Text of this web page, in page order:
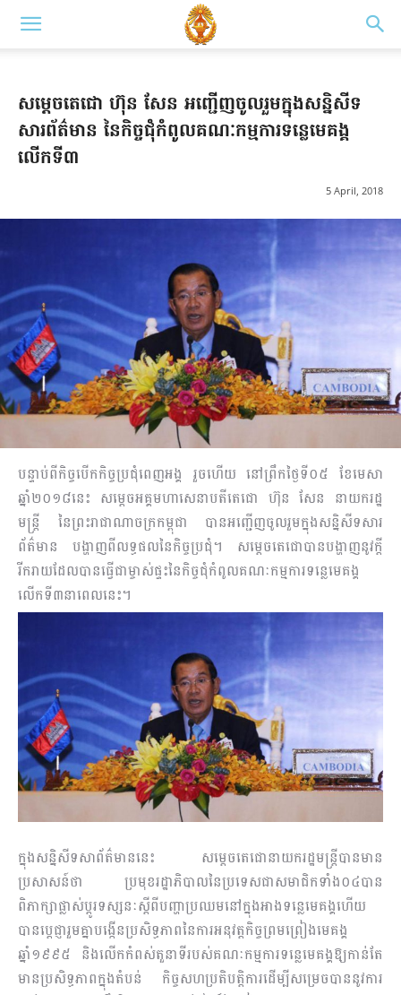
សម្តេចតេជោ ហ៊ុន សែន អញ្ជើញចូលរួមក្នុងសន្និសីទ
សារព័ត៌មាន នៃកិច្ចជុំកំពូលគណៈកម្មការទន្លេមេគង្គ
លើកទី៣
5 April, 2018
បន្ទាប់ពីកិច្ចបើកកិច្ចប្រជុំពេញអង្គ រួចហើយ នៅព្រឹកថ្ងៃទី០៥ ខែមេសា
ឆ្នាំ២០១៨នេះ សម្តេចអគ្គមហាសេនាបតីតេជោ ហ៊ុន សែន នាយករដ្ឋ
មន្ត្រី នៃព្រះរាជាណាចក្រកម្ពុជា បានអញ្ជើញចូលរួមក្នុងសន្និសីទសារ
ព័ត៌មាន បង្ហាញពីលទ្ធផលនៃកិច្ចប្រជុំ។ សម្តេចតេជោបានបង្ហាញនូវក្តី
រីករាយដែលបានធ្វើជាម្ចាស់ផ្ទះនៃកិច្ចជុំកំពូលគណៈកម្មការទន្លេមេគង្គ
លើកទី៣នាពេលនេះ។
ក្នុងសន្និសីទសាព័ត៌មាននេះ សម្តេចតេជោនាយករដ្ឋមន្ត្រីបានមាន
ប្រសាសន៍ថា ប្រមុខរដ្ឋាភិបាលនៃប្រទេសជាសមាជិកទាំង០៤បាន
ពិភាក្សាផ្លាស់ប្តូរទស្សនៈស្តីពីបញ្ហាប្រឈមនៅក្នុងអាងទន្លេមេគង្គហើយ
បានប្តេជ្ញារួមគ្នាបង្កើនប្រសិទ្ធភាពនៃការអនុវត្តកិច្ចព្រមព្រៀងមេគង្គ
ឆ្នាំ១៩៩៥ និងលើកកំពស់តួនាទីរបស់គណៈកម្មការទន្លេមេគង្គឱ្យកាន់តែ
មានប្រសិទ្ធភាពក្នុងតំបន់ កិច្ចសហប្រតិបត្ដិការដើម្បីសម្រេចបាននូវការ